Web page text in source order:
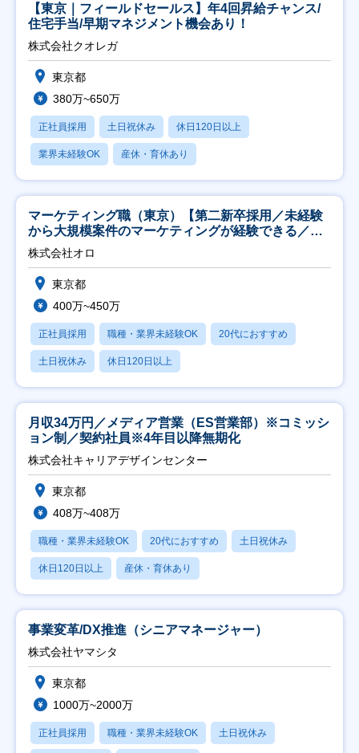
【東京｜フィールドセールス】年4回昇給チャンス/
住宅手当/早期マネジメント機会あり！
株式会社クオレガ
東京都
380万~650万
正社員採用 土日祝休み 休日120日以上
業界未経験OK 産休・育休あり
マーケティング職（東京）【第二新卒採用／未経験
から大規模案件のマーケティングが経験できる／研
修充実】
株式会社オロ
東京都
400万~450万
正社員採用 職種・業界未経験OK 20代におすすめ
土日祝休み 休日120日以上
月収34万円／メディア営業（ES営業部）※コミッシ
ョン制／契約社員※4年目以降無期化
株式会社キャリアデザインセンター
東京都
408万~408万
職種・業界未経験OK 20代におすすめ 土日祝休み
休日120日以上 産休・育休あり
事業変革/DX推進（シニアマネージャー）
株式会社ヤマシタ
東京都
1000万~2000万
正社員採用 職種・業界未経験OK 土日祝休み